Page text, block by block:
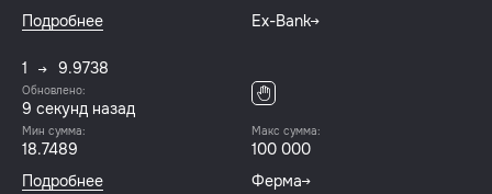
Подробнее
Ex-Bank
1 9.9738
Обновлено:
9 секунд назад
Мин сумма:
18.7489
Макс сумма:
100 000
Подробнее
Ферма